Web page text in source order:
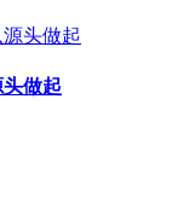
做起